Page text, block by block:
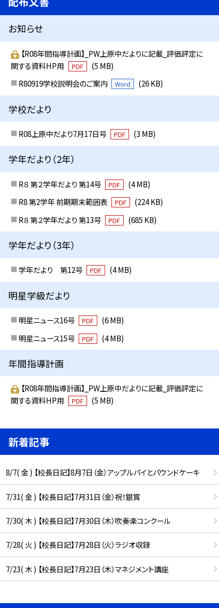
お知らせ
【R08年間指導計画】_PW上原中だよりに記載_評価評定に
関する資料HP用
PDF
(5 MB)
R80919学校説明会のご案内
Word (26 KB)
学校だより
R08上原中だより7月17日号 PDF (3 MB)
学年だより（2年）
R８ 第２学年だより 第14号 PDF
(4 MB)
R8 第2学年 前期期末範囲表
PDF
(224 KB)
R８ 第２学年だより 第13号
PDF (685 KB)
学年だより（3年）
学年だより 第12号 PDF (4 MB)
明星学級だより
明星ニュース16号 PDF
(6 MB)
明星ニュース15号
PDF (4 MB)
年間指導計画
【R08年間指導計画】_PW上原中だよりに記載_評価評定に
関する資料HP用
PDF (5 MB)
新着記事
8/7( 金 ) 【校長日記】8月7日（金）アップルパイとパウンドケーキ
7/31( 金 ) 【校長日記】7月31日（金）祝！銀賞
7/30( 木 ) 【校長日記】7月30日（木）吹奏楽コンクール
7/28( 火 ) 【校長日記】7月28日（火）ラジオ収録
7/23( 木 ) 【校長日記】7月23日（木）マネジメント講座